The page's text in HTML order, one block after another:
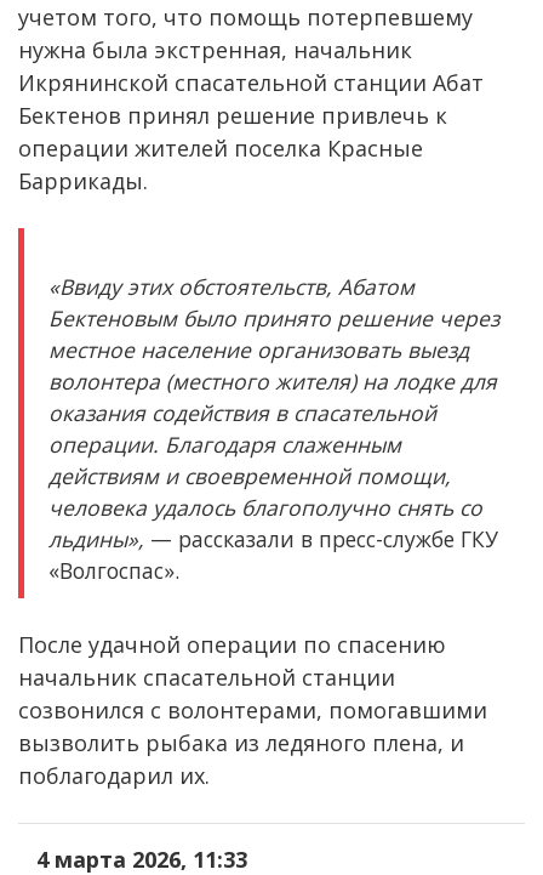
учетом того, что помощь потерпевшему
нужна была экстренная, начальник
Икрянинской спасательной станции Абат
Бектенов принял решение привлечь к
операции жителей поселка Красные
Баррикады.
«Ввиду этих обстоятельств, Абатом
Бектеновым было принято решение через
местное население организовать выезд
волонтера (местного жителя) на лодке для
оказания содействия в спасательной
операции. Благодаря слаженным
действиям и своевременной помощи,
человека удалось благополучно снять со
льдины», — рассказали в пресс-службе ГКУ
«Волгоспас».
После удачной операции по спасению
начальник спасательной станции
созвонился с волонтерами, помогавшими
вызволить рыбака из ледяного плена, и
поблагодарил их.
4 марта 2026, 11:33